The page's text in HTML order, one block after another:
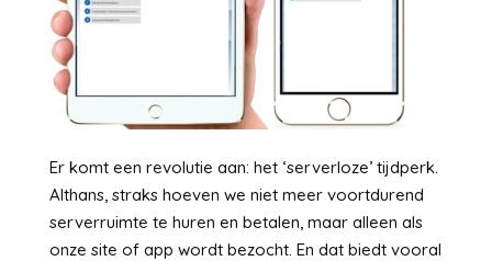
Er komt een revolutie aan: het ‘serverloze’ tijdperk.
Althans, straks hoeven we niet meer voortdurend
serverruimte te huren en betalen, maar alleen als
onze site of app wordt bezocht. En dat biedt vooral